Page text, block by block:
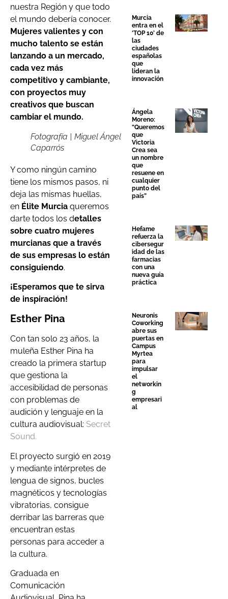
nuestra Región y que todo
el mundo debería conocer.
Mujeres valientes y con
mucho talento se están
lanzando a un mercado,
cada vez más
competitivo y cambiante,
con proyectos muy
creativos que buscan
cambiar el mundo.
Fotografía | Miguel Ángel
Caparrós
Y como ningún camino
tiene los mismos pasos, ni
deja las mismas huellas,
en Élite Murcia queremos
darte todos los detalles
sobre cuatro mujeres
murcianas que a través
de sus empresas lo están
consiguiendo.
¡Esperamos que te sirva
de inspiración!
Esther Pina
Con tan solo 23 años, la
muleña Esther Pina ha
creado la primera startup
que gestiona la
accesibilidad de personas
con problemas de
audición y lenguaje en la
cultura audiovisual: Secret
Sound.
El proyecto surgió en 2019
y mediante intérpretes de
lengua de signos, bucles
magnéticos y tecnologías
vibratorias, consigue
derribar las barreras que
encuentran estas
personas para acceder a
la cultura.
Graduada en
Comunicación
Murcia
entra en el
‘TOP 10’ de
las
ciudades
españolas
que
lideran la
innovación
Ángela
Moreno:
“Queremos
que
Victoria
Crea sea
un nombre
que
resuene en
cualquier
punto del
país”
Hefame
refuerza la
cibersegur
idad de las
farmacias
con una
nueva guía
práctica
Neuronis
Coworking
abre sus
puertas en
Campus
Myrtea
para
impulsar
el
networkin
g
empresari
al